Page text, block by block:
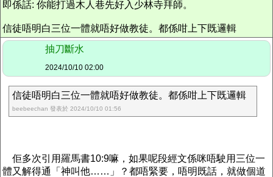
即係話: 你能打過木人巷先好入少林寺拜師。
信徒唔明白三位一體就唔好做教徒。都係咁上下既邏輯
抽刀斷水
2024/10/10 02:00
信徒唔明白三位一體就唔好做教徒。都係咁上下既邏輯
beebeechan 發表於 2024/10/10 01:56
佢多次引用羅馬書10:9嘛，如果呢段經文係咪唔駛用三位一
體又解得通「神叫他……」？都唔緊要，唔明既話，就做個道